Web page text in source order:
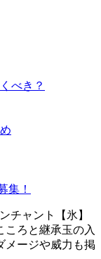
べき？
集！
チャント【氷】
ころと継承玉の入
メージや威力も掲